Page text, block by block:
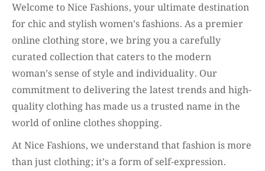
Welcome to Nice Fashions, your ultimate destination
for chic and stylish women’s fashions. As a premier
online clothing store, we bring you a carefully
curated collection that caters to the modern
woman’s sense of style and individuality. Our
commitment to delivering the latest trends and high-
quality clothing has made us a trusted name in the
world of online clothes shopping.
At Nice Fashions, we understand that fashion is more
than just clothing; it’s a form of self-expression.